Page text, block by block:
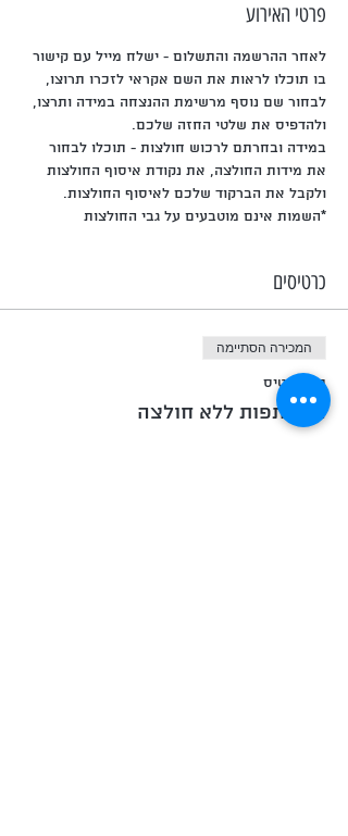
פרטי האירוע
לאחר ההרשמה והתשלום - ישלח מייל עם קישור
בו תוכלו לראות את השם אקראי לזכרו תרוצו,
לבחור שם נוסף מרשימת ההנצחה במידה ותרצו,
ולהדפיס את שלטי החזה שלכם.
במידה ובחרתם לרכוש חולצות - תוכלו לבחור
את מידות החולצה, את נקודת איסוף החולצות
ולקבל את הברקוד שלכם לאיסוף החולצות.
*השמות אינם מוטבעים על גבי החולצות
כרטיסים
המכירה הסתיימה
סוג כרטיס
השתתפות ללא חולצה